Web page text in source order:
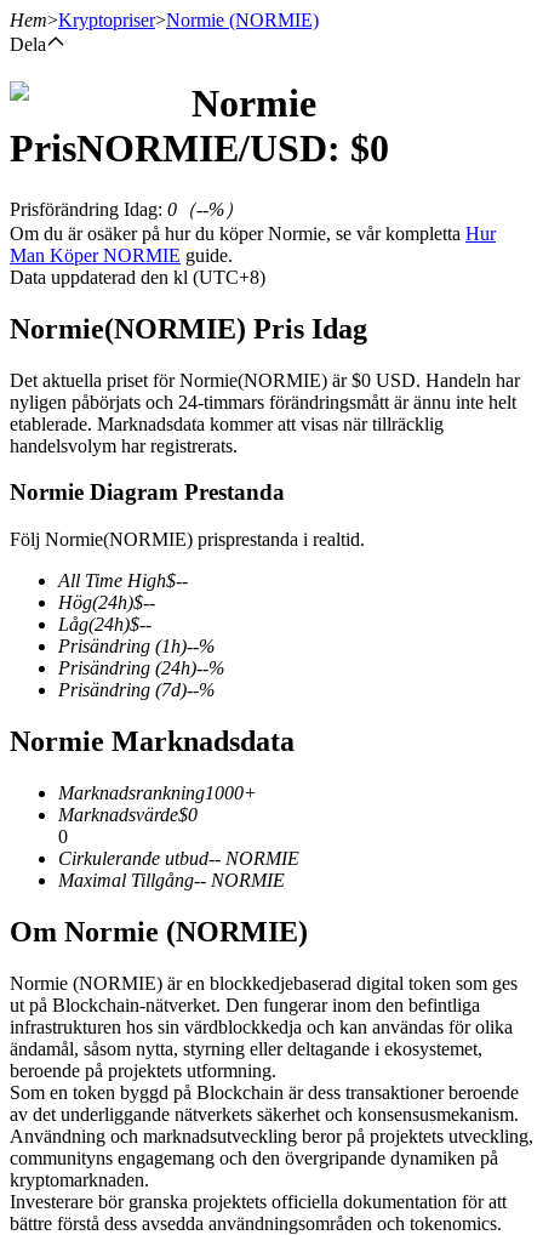
Futures med USDT som säkerhet
COIN-M Futures
Futures för kryptovaluta
TradFi
Derivat för aktier, valuta, ädelmetaller och råvaror
USDC Futures
Futures med USDC som säkerhet
Hem>Kryptopriser>Normie (NORMIE)
Dela
Normie
PrisNORMIE/USD: $0
Prisförändring Idag: 0 （--%）
Om du är osäker på hur du köper Normie, se vår kompletta Hur
Man Köper NORMIE guide.
Data uppdaterad den kl (UTC+8)
Normie(NORMIE) Pris Idag
Det aktuella priset för Normie(NORMIE) är $0 USD. Handeln har
nyligen påbörjats och 24-timmars förändringsmått är ännu inte helt
etablerade. Marknadsdata kommer att visas när tillräcklig
handelsvolym har registrerats.
Normie Diagram Prestanda
Följ Normie(NORMIE) prisprestanda i realtid.
All Time High$--
Hög(24h)$--
Låg(24h)$--
Prisändring (1h)--%
Prisändring (24h)--%
Prisändring (7d)--%
Normie Marknadsdata
Marknadsrankning1000+
Marknadsvärde$0
0
Cirkulerande utbud-- NORMIE
Maximal Tillgång-- NORMIE
Om Normie (NORMIE)
Normie (NORMIE) är en blockkedjebaserad digital token som ges
ut på Blockchain-nätverket. Den fungerar inom den befintliga
infrastrukturen hos sin värdblockkedja och kan användas för olika
ändamål, såsom nytta, styrning eller deltagande i ekosystemet,
beroende på projektets utformning.
Som en token byggd på Blockchain är dess transaktioner beroende
av det underliggande nätverkets säkerhet och konsensusmekanism.
Användning och marknadsutveckling beror på projektets utveckling,
communityns engagemang och den övergripande dynamiken på
kryptomarknaden.
Investerare bör granska projektets officiella dokumentation för att
bättre förstå dess avsedda användningsområden och tokenomics.